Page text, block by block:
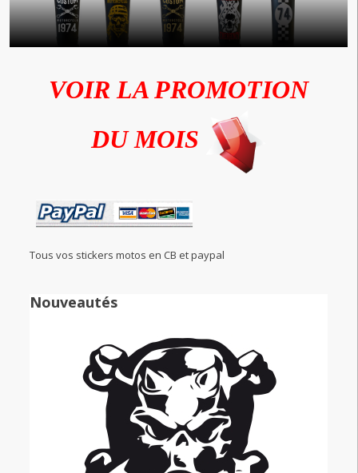
VOIR LA PROMOTION
DU MOIS
Tous vos stickers motos en CB et paypal
Nouveautés